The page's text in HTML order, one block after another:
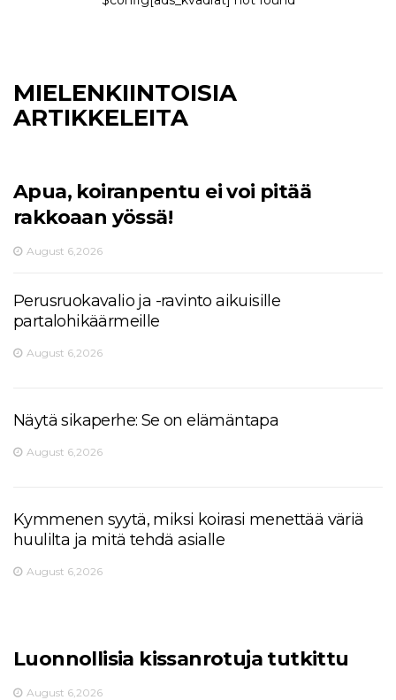
MIELENKIINTOISIA
ARTIKKELEITA
Apua, koiranpentu ei voi pitää
rakkoaan yössä!
August 6,2026
Perusruokavalio ja -ravinto aikuisille
partalohikäärmeille
August 6,2026
Näytä sikaperhe: Se on elämäntapa
August 6,2026
Kymmenen syytä, miksi koirasi menettää väriä
huulilta ja mitä tehdä asialle
August 6,2026
Luonnollisia kissanrotuja tutkittu
August 6,2026